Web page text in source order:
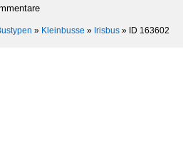
» Kleinbusse » Irisbus » ID 163602